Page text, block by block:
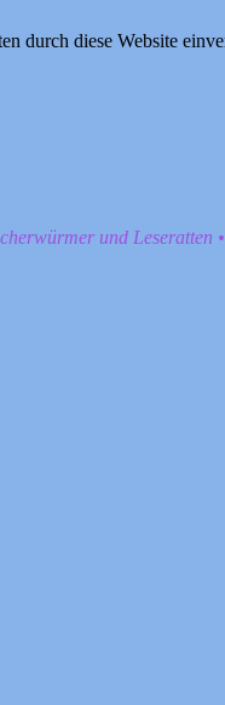
durch diese Website
und